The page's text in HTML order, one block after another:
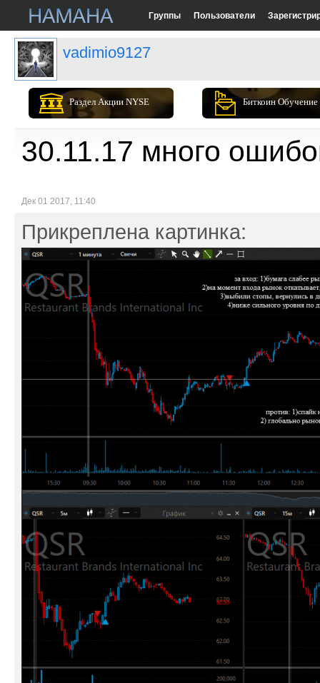
Группы Пользователи
vadimio9127
Раздел Акции NYSE Биткоин Обучение
30.11.17 много
Дек 01 2017, 11:40
Прикреплена картинка: